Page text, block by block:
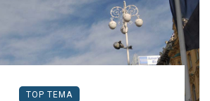
TOP TEMA